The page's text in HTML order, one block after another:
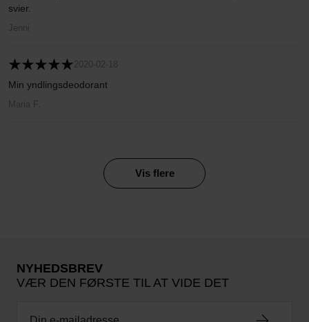
svier.
Jenni
2020-02-18
Min yndlingsdeodorant
Maria F.
Vis flere
NYHEDSBREV
VÆR DEN FØRSTE TIL AT VIDE DET